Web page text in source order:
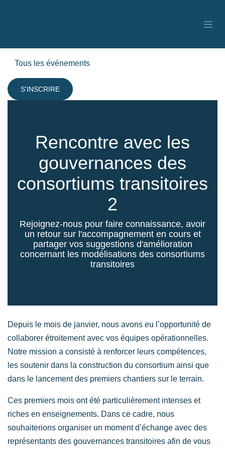
Tous les événements
S'INSCRIRE
Rencontre avec les
gouvernances des
consortiums transitoires
2
Rejoignez-nous pour faire connaissance, avoir
un retour sur l'accompagnement en cours et
partager vos suggestions d'amélioration
concernant les modélisations des consortiums
transitoires
Depuis le mois de janvier, nous avons eu l’opportunité de
collaborer étroitement avec vos équipes opérationnelles.
Notre mission a consisté à renforcer leurs compétences,
les soutenir dans la construction du consortium ainsi que
dans le lancement des premiers chantiers sur le terrain.
Ces premiers mois ont été particulièrement intenses et
riches en enseignements. Dans ce cadre, nous
souhaiterions organiser un moment d’échange avec des
représentants des gouvernances transitoires afin de vous